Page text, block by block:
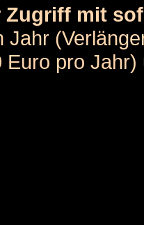
Zugriff mit
Jahr
pro